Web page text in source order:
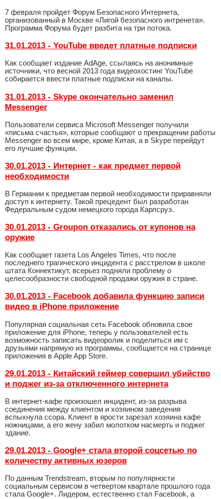
7 февраля пройдет Форум Безопасного Интернета,
организованный в Москве «Лигой безопасного интренета».
Программа Форума будет разбита на три потока.
31.01.2013 - YouTube введет платные подписки
Как сообщает издание AdAge, ссылаясь на анонимные
источники, что весной 2013 года видеохостинг YouTube
собирается ввести платные подписки на каналы.
31.01.2013 - Skype окончательно заменил
Messenger
Пользователи сервиса Microsoft Messenger получили
«письма счастья», которые сообщают о прекращении работы
Messenger во всем мире, кроме Китая, а в Skype перейдут
его лучшие функции.
30.01.2013 - Интернет - как предмет первой
необходимости
В Германии к предметам первой необходимости приравняли
доступ к интернету. Такой прецедент был разработан
Федеральным судом немецкого города Карлсруэ.
30.01.2013 - Groupon отказались от купонов на
оружие
Как сообщает газета Los Angeles Times, что после
последнего трагического инцидента с расстрелом в школе
штата Коннектикут, всерьез подняли проблему о
целесообразности свободной продажи оружия в стране.
30.01.2013 - Facebook добавила функцию записи
видео в iPhone приложение
Популярная социальная сеть Facebook обновила свое
приложение для iPhone, теперь у пользователей есть
возможность записать видеоролик и поделиться им с
друзьями напрямую из программы, сообщается на странице
приложения в Apple App Store.
29.01.2013 - Китайский геймер совершил убийство
и поджег из-за отключенного интернета
В интернет-кафе произошел инцидент, из-за разрыва
соединения между клиентом и хозяином заведения
вспыхнула ссора. Клиент в ярости зарезал хозяина кафе
ножницами, а его жену забил молотком насмерть и поджег
здание.
29.01.2013 - Google+ стала второй соцсетью по
количеству активных юзеров
По данным Trendstream, вторым по популярности
социальным сервисом в четвертом квартале прошлого года
стала Google+. Лидером, естественно стал Facebook, а